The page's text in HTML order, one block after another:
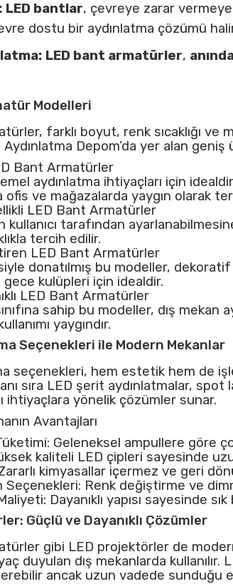
LED bantlar, çevreye zarar
dostu bir aydınlatma çözümü
LED bant armatürler,
Modelleri
farklı boyut, renk sıcaklığı ve
Aydınlatma Depom’da yer alan
Bant Armatürler
aydınlatma ihtiyaçları için
ofis ve mağazalarda yaygın olarak
LED Bant Armatürler
kullanıcı tarafından
tercih edilir.
LED Bant Armatürler
donatılmış bu modeller,
kulüpleri için idealdir.
LED Bant Armatürler
sahip bu modeller, dış mekan
yaygındır.
Seçenekleri ile Modern Mekanlar
seçenekleri, hem estetik hem de
sıra LED şerit aydınlatmalar,
ihtiyaçlara yönelik çözümler sunar.
Avantajları
Geleneksel ampullere göre
kaliteli LED çipleri sayesinde
kimyasallar içermez ve geri
Seçenekleri: Renk değiştirme ve
Dayanıklı yapısı sayesinde
Güçlü ve Dayanıklı Çözümler
gibi LED projektörler de
duyulan dış mekanlarda
ancak uzun vadede sunduğu